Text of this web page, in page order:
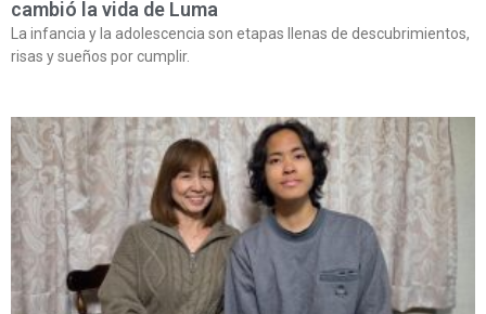
cambió la vida de Luma
La infancia y la adolescencia son etapas llenas de descubrimientos,
risas y sueños por cumplir.